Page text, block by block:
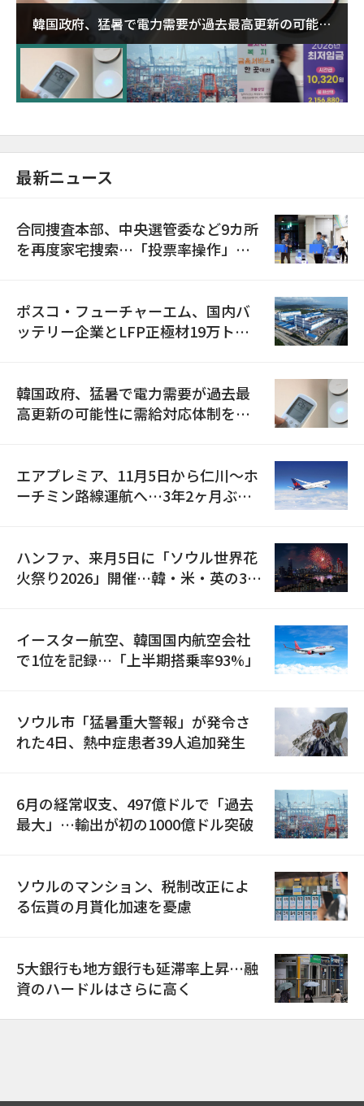
韓国政府、猛暑で電力需要が過去最高更新の可能性
に需給対応体制を点検
最新ニュース
合同捜査本部、中央選管委など9カ所
を再度家宅捜索…「投票率操作」の
ポスコ・フューチャーエム、国内バ
ッテリー企業とLFP正極材19万トン
韓国政府、猛暑で電力需要が過去最
高更新の可能性に需給対応体制を点
エアプレミア、11月5日から仁川〜ホ
ーチミン路線運航へ…3年2ヶ月ぶり
ハンファ、来月5日に「ソウル世界花
火祭り2026」開催…韓・米・英の3カ
イースター航空、韓国国内航空会社
で1位を記録…「上半期搭乗率93%」
ソウル市「猛暑重大警報」が発令さ
れた4日、熱中症患者39人追加発生
6月の経常収支、497億ドルで「過去
最大」…輸出が初の1000億ドル突破
ソウルのマンション、税制改正によ
る伝貰の月貰化加速を憂慮
5大銀行も地方銀行も延滞率上昇…融
資のハードルはさらに高く